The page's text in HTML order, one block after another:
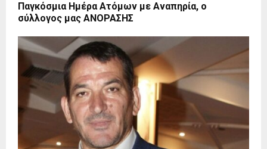
Παγκόσμια Ημέρα Ατόμων με Αναπηρία, ο
σύλλογος μας ΑΝΟΡΑΣΗΣ